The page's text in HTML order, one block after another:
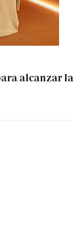
alcanzar